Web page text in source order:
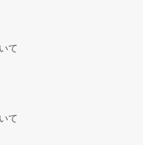
て
て